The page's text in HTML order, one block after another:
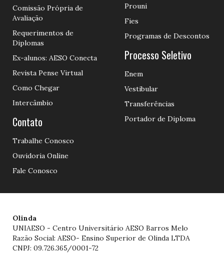
Comissão Própria de
Avaliação
Requerimentos de
Diplomas
Ex-alunos: AESO Conecta
Revista Pense Virtual
Como Chegar
Intercâmbio
Contato
Trabalhe Conosco
Ouvidoria Online
Fale Conosco
Prouni
Fies
Programas de Descontos
Processo Seletivo
Enem
Vestibular
Transferências
Portador de Diploma
Olinda
UNIAESO - Centro Universitário AESO Barros Melo
Razão Social: AESO- Ensino Superior de Olinda LTDA
CNPJ: 09.726.365/0001-72